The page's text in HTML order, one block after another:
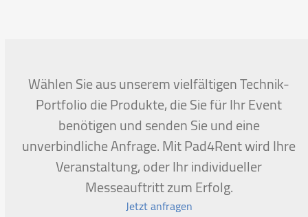
first
slide
Wählen Sie aus unserem vielfältigen Technik-
Portfolio die Produkte, die Sie für Ihr Event
benötigen und senden Sie und eine
unverbindliche Anfrage. Mit Pad4Rent wird Ihre
Veranstaltung, oder Ihr individueller
Messeauftritt zum Erfolg.
Jetzt anfragen